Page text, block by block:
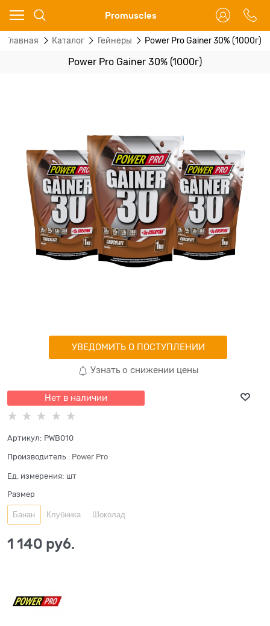
Promuscles
Главная Каталог Гейнеры Power Pro Gainer 30% (1000г)
Power Pro Gainer 30% (1000г)
УВЕДОМИТЬ О ПОСТУПЛЕНИИ
Узнать о снижении цены
Нет в наличии
Артикул: PWB010
Производитель : Power Pro
Ед. измерения: шт
Размер
Банан Клубника Шоколад
1 140 руб.
Ваш город - Москва,
угадали?
ДА НЕТ